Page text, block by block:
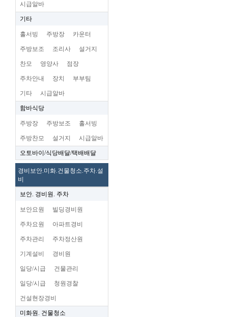
시급알바
기타
홀서빙 주방장 카운터
주방보조 조리사 설거지
찬모 영양사 점장
주차안내 장치 부부팀
기타 시급알바
함바식당
주방장 주방보조 홀서빙
주방찬모 설거지 시급알바
오토바이/식당배달/택배배달
경비보안.미화.건물청소.주차.설
비
보안. 경비원. 주차
보안요원 빌딩경비원
주차요원 아파트경비
주차관리 주차정산원
기계설비 경비원
일당/시급 건물관리
일당/시급 청원경찰
건설현장경비
미화원. 건물청소